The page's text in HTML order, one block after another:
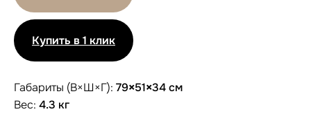
Купить в 1 клик
Габариты (В×Ш×Г): 79×51×34 см
Вес: 4.3 кг